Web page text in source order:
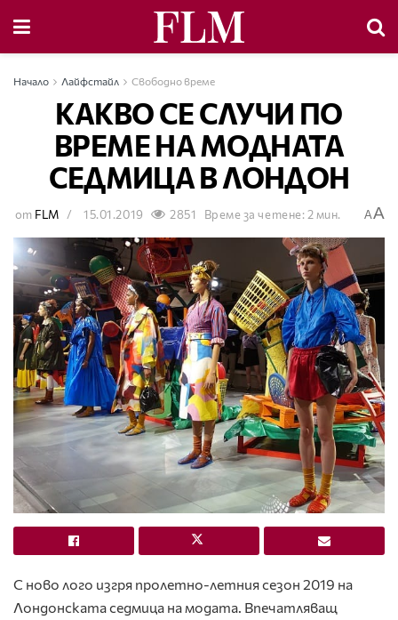
Начало Лайфстайл Свободно време
КАКВО СЕ СЛУЧИ ПО
ВРЕМЕ НА МОДНАТА
СЕДМИЦА В ЛОНДОН
от FLM 15.01.2019 2851 Време за четене: 2 мин. AA
С ново лого изгря пролетно-летния сезон 2019 на
Лондонската седмица на модата. Впечатляващ